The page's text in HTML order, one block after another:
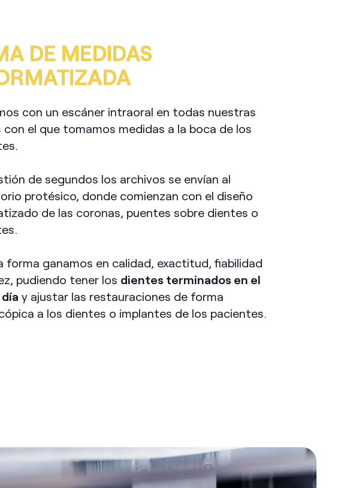
DE MEDIDAS
con un escáner intraoral en todas nuestras
con el que tomamos medidas a la boca de los
de segundos los archivos se envían al
protésico, donde comienzan con el diseño
de las coronas, puentes sobre dientes o
forma ganamos en calidad, exactitud, fiabilidad
pudiendo tener los dientes terminados en el
y ajustar las restauraciones de forma
a los dientes o implantes de los pacientes.